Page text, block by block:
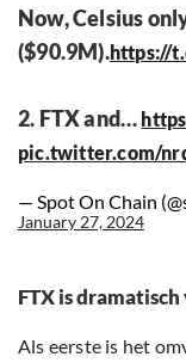
Now, Celsius
($90.9M).https://
2. FTX and…
pic.twitter.com/
— Spot On Chain
January 27, 2024
FTX is
Als eerste is het